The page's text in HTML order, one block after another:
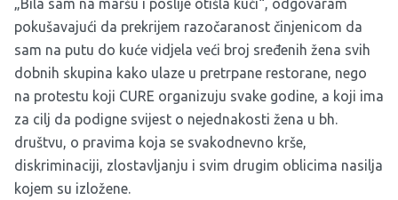
„Bila sam na maršu i poslije otišla kući“, odgovaram
pokušavajući da prekrijem razočaranost činjenicom da
sam na putu do kuće vidjela veći broj sređenih žena svih
dobnih skupina kako ulaze u pretrpane restorane, nego
na protestu koji CURE organizuju svake godine, a koji ima
za cilj da podigne svijest o nejednakosti žena u bh.
društvu, o pravima koja se svakodnevno krše,
diskriminaciji, zlostavljanju i svim drugim oblicima nasilja
kojem su izložene.